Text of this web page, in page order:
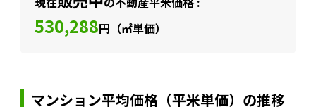
530,288円（㎡単価）
マンション平均価格（平米単価）の推移